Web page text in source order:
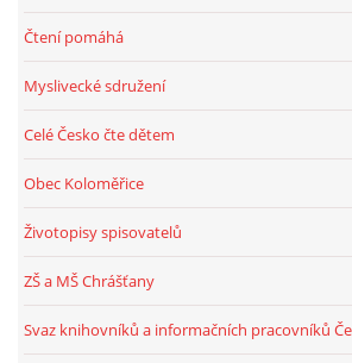
Čtení pomáhá
Myslivecké sdružení
Celé Česko čte dětem
Obec Koloměřice
Životopisy spisovatelů
ZŠ a MŠ Chrášťany
Svaz knihovníků a informačních pracovníků